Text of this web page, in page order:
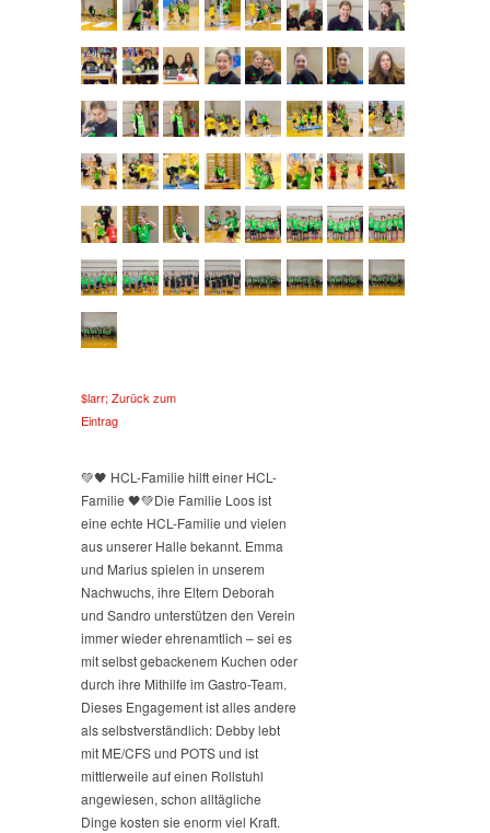
$larr; Zurück zum
Eintrag
💚🖤 HCL-Familie hilft einer HCL-
Familie 🖤💚Die Familie Loos ist
eine echte HCL-Familie und vielen
aus unserer Halle bekannt. Emma
und Marius spielen in unserem
Nachwuchs, ihre Eltern Deborah
und Sandro unterstützen den Verein
immer wieder ehrenamtlich – sei es
mit selbst gebackenem Kuchen oder
durch ihre Mithilfe im Gastro-Team.
Dieses Engagement ist alles andere
als selbstverständlich: Debby lebt
mit ME/CFS und POTS und ist
mittlerweile auf einen Rollstuhl
angewiesen, schon alltägliche
Dinge kosten sie enorm viel Kraft.